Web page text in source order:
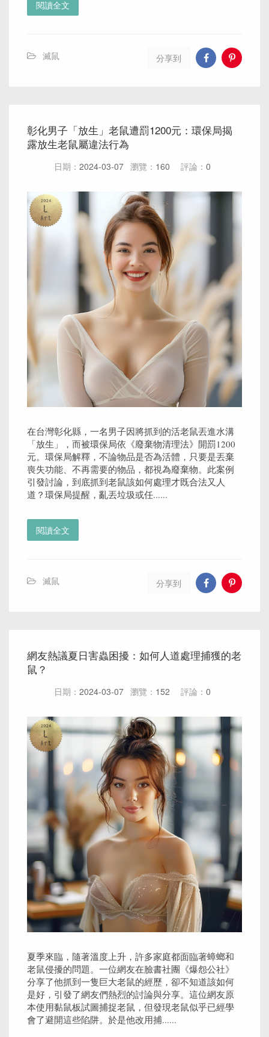
閱讀全文
滅鼠 分享到
彰化男子「放生」老鼠遭罰1200元：環保局揭
露放生老鼠屬違法行為
日期： 2024-03-07 瀏覽： 160 評論： 0
在台灣彰化縣，一名男子因將抓到的活老鼠丟進水溝
「放生」，而被環保局依《廢棄物清理法》開罰1200
元。環保局解釋，不論物品是否為活體，只要是丟棄
喪失功能、不再需要的物品，都視為廢棄物。此案例
引發討論，到底抓到老鼠該如何處理才既合法又人
道？環保局提醒，亂丟垃圾或任......
閱讀全文
滅鼠 分享到
網友熱議夏日害蟲困擾：如何人道處理捕獲的老
鼠？
日期： 2024-03-07 瀏覽： 152 評論： 0
夏季來臨，隨著溫度上升，許多家庭都面臨著蟑螂和
老鼠侵擾的問題。一位網友在臉書社團《爆怨公社》
分享了他抓到一隻巨大老鼠的經歷，卻不知道該如何
是好，引發了網友們熱烈的討論與分享。這位網友原
本使用黏鼠板試圖捕捉老鼠，但發現老鼠似乎已經學
會了避開這些陷阱。於是他改用捕......